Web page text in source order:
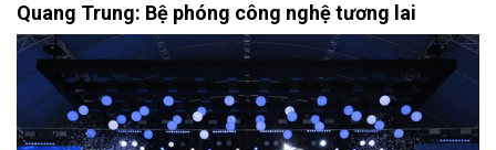
Quang Trung: Bệ phóng công nghệ tương lai